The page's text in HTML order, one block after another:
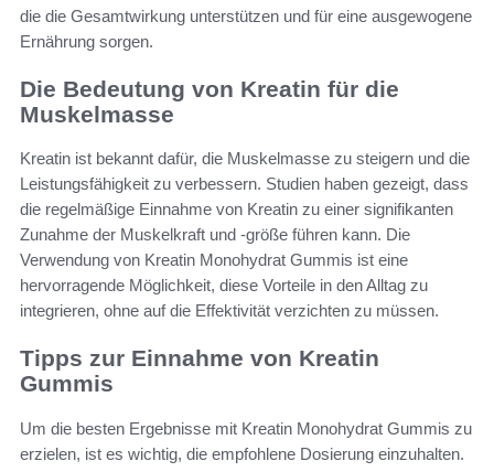
die die Gesamtwirkung unterstützen und für eine ausgewogene
Ernährung sorgen.
Die Bedeutung von Kreatin für die
Muskelmasse
Kreatin ist bekannt dafür, die Muskelmasse zu steigern und die
Leistungsfähigkeit zu verbessern. Studien haben gezeigt, dass
die regelmäßige Einnahme von Kreatin zu einer signifikanten
Zunahme der Muskelkraft und -größe führen kann. Die
Verwendung von Kreatin Monohydrat Gummis ist eine
hervorragende Möglichkeit, diese Vorteile in den Alltag zu
integrieren, ohne auf die Effektivität verzichten zu müssen.
Tipps zur Einnahme von Kreatin
Gummis
Um die besten Ergebnisse mit Kreatin Monohydrat Gummis zu
erzielen, ist es wichtig, die empfohlene Dosierung einzuhalten.